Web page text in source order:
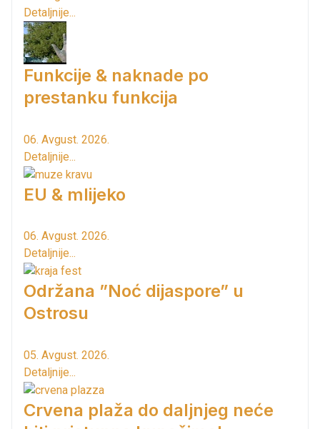
Detaljnije...
Funkcije & naknade po
prestanku funkcija
06. Avgust. 2026.
Detaljnije...
EU & mlijeko
06. Avgust. 2026.
Detaljnije...
Održana ”Noć dijaspore” u
Ostrosu
05. Avgust. 2026.
Detaljnije...
Crvena plaža do daljnjeg neće